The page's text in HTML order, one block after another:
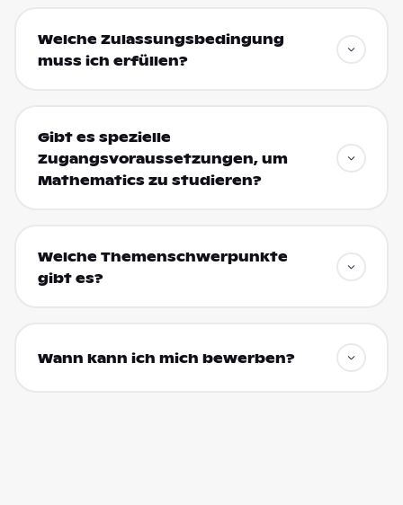
Welche Zulassungsbedingung
muss ich erfüllen?
Gibt es spezielle
Zugangsvoraussetzungen, um
Mathematics zu studieren?
Welche Themenschwerpunkte
gibt es?
Wann kann ich mich bewerben?